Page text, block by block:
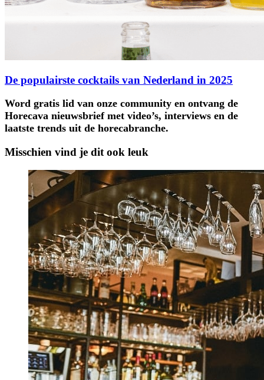
De populairste cocktails van Nederland in 2025
Word gratis lid van onze community en ontvang de
Horecava nieuwsbrief met video’s, interviews en de
laatste trends uit de horecabranche.
Misschien vind je dit ook leuk